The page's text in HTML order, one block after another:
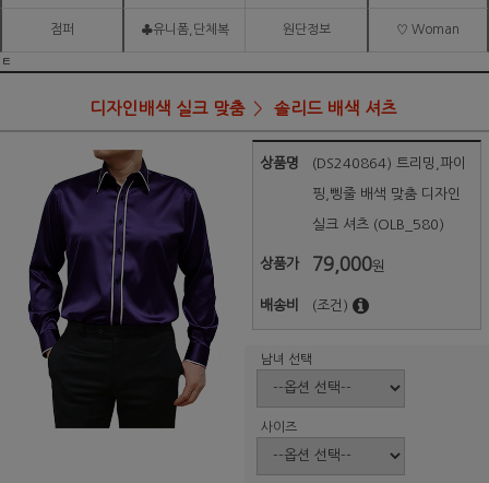
점퍼 ♣유니폼,단체복 원단정보 ♡ Woman
ㅌ
디자인배색 실크 맞춤 솔리드 배색 셔츠
상품명 (DS240864) 트리밍,파이
핑,삥줄 배색 맞춤 디자인
실크 셔츠 (OLB_580)
상품가 79,000원
배송비 (조건)
남녀 선택
사이즈